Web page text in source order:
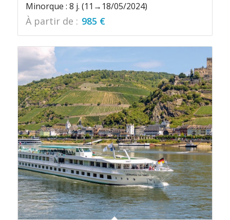
Minorque : 8 j. (11→18/05/2024)
À partir de : 985 €